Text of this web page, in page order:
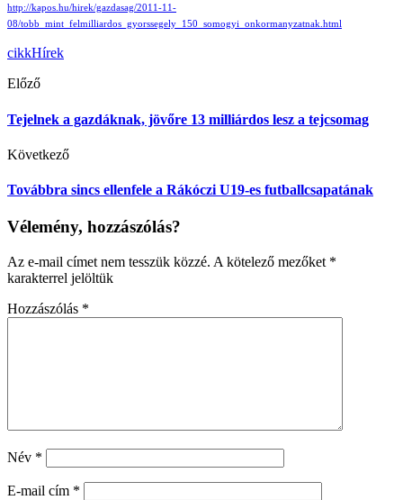
http://kapos.hu/hirek/gazdasag/2011-11-
08/tobb_mint_felmilliardos_gyorssegely_150_somogyi_onkormanyzatnak.html
cikkHírek
Előző
Tejelnek a gazdáknak, jövőre 13 milliárdos lesz a tejcsomag
Következő
Továbbra sincs ellenfele a Rákóczi U19-es futballcsapatának
Vélemény, hozzászólás?
Az e-mail címet nem tesszük közzé. A kötelező mezőket *
karakterrel jelöltük
Hozzászólás *
Név *
E-mail cím *